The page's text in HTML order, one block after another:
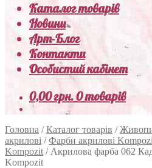
Каталог товарів
Новини
Арт-Блог
Контакти
Особистий кабінет
0,00грн.0 товарів
Головна /Каталог товарів /
акрилові /Фарби акрилові
Kompozit / Акрилова фарба 062
Kompozit